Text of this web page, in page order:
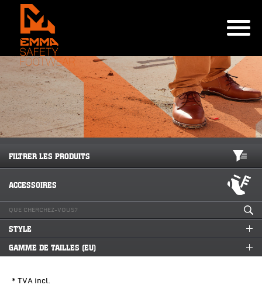
FILTRER LES PRODUITS
ACCESSOIRES
STYLE
GAMME DE TAILLES (EU)
* TVA incl.